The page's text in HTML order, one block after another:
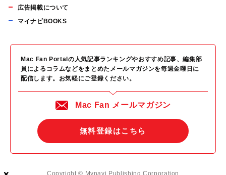
広告掲載について
マイナビBOOKS
Mac Fan Portalの人気記事ランキングやおすすめ記事、編集部
員によるコラムなどをまとめたメールマガジンを毎週金曜日に
配信します。お気軽にご登録ください。
Mac Fan メールマガジン
無料登録はこちら
Copyright © Mynavi Publishing Corporation